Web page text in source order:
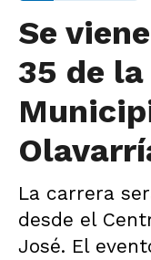
Se
35 de
La carrera
desde el
José. El